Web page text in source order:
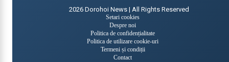
2026 Dorohoi News | All Rights Reserved
Setari cookies
Despre noi
Politica de confidențialitate
Politica de utilizare cookie-uri
Termeni și condiții
Contact